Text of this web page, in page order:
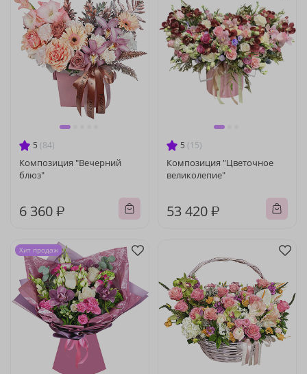
5 (84)
Композиция "Вечерний
блюз"
6 360 ₽
5 (15)
Композиция "Цветочное
великолепие"
53 420 ₽
Хит продаж